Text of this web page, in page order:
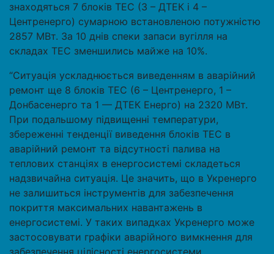
знаходяться 7 блоків ТЕС (3 – ДТЕК і 4 –
Центренерго) сумарною встановленою потужністю
2857 МВт. За 10 днів спеки запаси вугілля на
складах ТЕС зменшились майже на 10%.
“Ситуація ускладнюється виведенням в аварійний
ремонт ще 8 блоків ТЕС (6 – Центренерго, 1 –
Донбасенерго та 1 — ДТЕК Енерго) на 2320 МВт.
При подальшому підвищенні температури,
збереженні тенденції виведення блоків ТЕС в
аварійний ремонт та відсутності палива на
теплових станціях в енергосистемі складеться
надзвичайна ситуація. Це значить, що в Укренерго
не залишиться інструментів для забезпечення
покриття максимальних навантажень в
енергосистемі. У таких випадках Укренерго може
застосовувати графіки аварійного вимкнення для
забезпечення цілісності енергосистеми.